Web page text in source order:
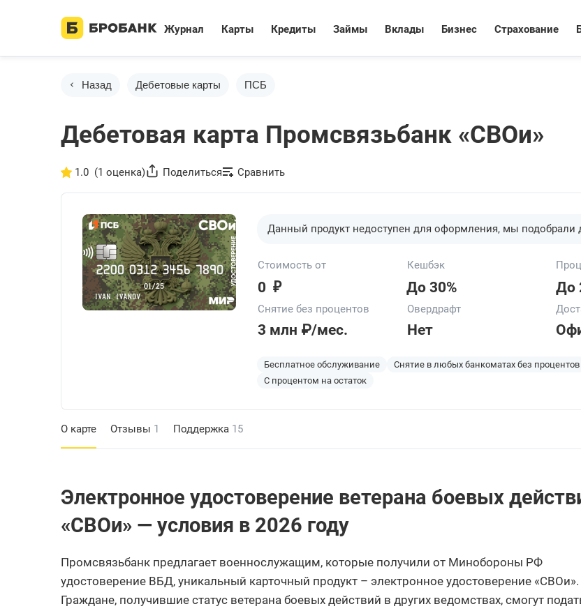
Журнал Карты Кредиты Займы Вклады Бизнес Страхование
Назад Дебетовые карты ПСБ
Дебетовая карта Промсвязьбанк «СВОи»
1.0 (1 оценка) Поделиться Сравнить
Данный продукт недоступен для оформления, мы подобрали
Стоимость от
0 ₽
Кешбэк
До 30% До
Снятие без процентов
3 млн ₽/мес.
Овердрафт
Нет
Бесплатное обслуживание
Снятие в любых банкоматах без процентов
С процентом на остаток
О карте Отзывы 1 Поддержка 15
Электронное удостоверение ветерана боевых
«СВОи» — условия в 2026 году
Промсвязьбанк предлагает военнослужащим, которые получили от Минобороны РФ
удостоверение ВБД, уникальный карточный продукт – электронное удостоверение «СВОи».
Граждане, получившие статус ветерана боевых действий в других ведомствах, смогут